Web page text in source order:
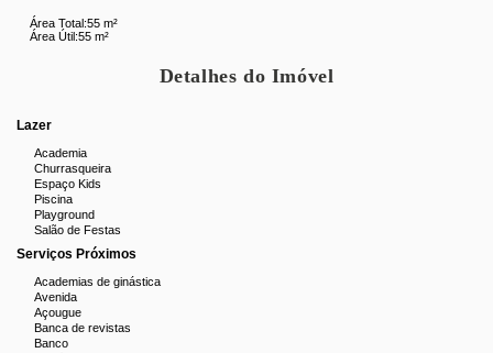
- academia
- bicicletário
Área Total:55 m²
Área Útil:55 m²
Detalhes do Imóvel
Lazer
Academia
Churrasqueira
Espaço Kids
Piscina
Playground
Salão de Festas
Serviços Próximos
Academias de ginástica
Avenida
Açougue
Banca de revistas
Banco